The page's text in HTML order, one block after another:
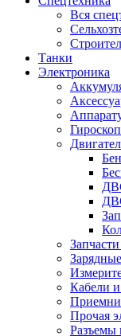
Вся
Танки
Электроника
Кабели
Прочая
Разъемы